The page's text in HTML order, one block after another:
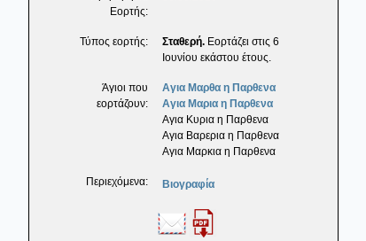
Εορτής:
Τύπος εορτής: Σταθερή. Εορτάζει στις 6
Ιουνίου εκάστου έτους.
Άγιοι που
εορτάζουν:
Αγια Μαρθα η Παρθενα
Αγια Μαρια η Παρθενα
Αγια Κυρια η Παρθενα
Αγια Βαρερια η Παρθενα
Αγια Μαρκια η Παρθενα
Περιεχόμενα: Βιογραφία